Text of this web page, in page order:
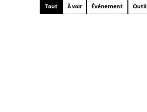
Tout À voir Événement Outil